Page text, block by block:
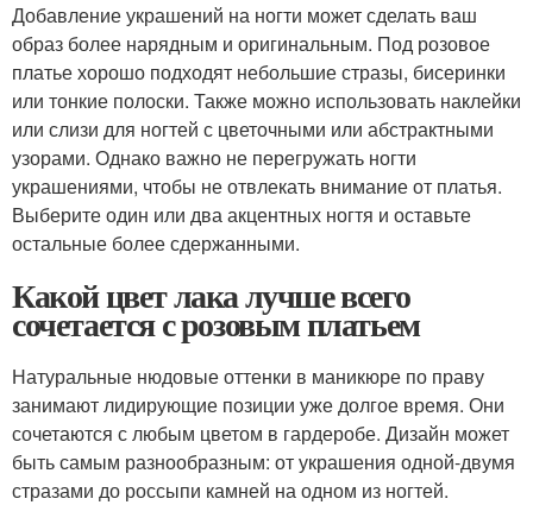
Добавление украшений на ногти может сделать ваш
образ более нарядным и оригинальным. Под розовое
платье хорошо подходят небольшие стразы, бисеринки
или тонкие полоски. Также можно использовать наклейки
или слизи для ногтей с цветочными или абстрактными
узорами. Однако важно не перегружать ногти
украшениями, чтобы не отвлекать внимание от платья.
Выберите один или два акцентных ногтя и оставьте
остальные более сдержанными.
Какой цвет лака лучше всего
сочетается с розовым платьем
Натуральные нюдовые оттенки в маникюре по праву
занимают лидирующие позиции уже долгое время. Они
сочетаются с любым цветом в гардеробе. Дизайн может
быть самым разнообразным: от украшения одной-двумя
стразами до россыпи камней на одном из ногтей.